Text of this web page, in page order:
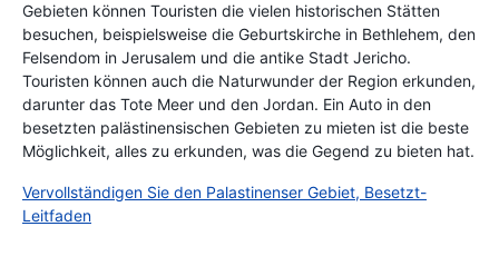
Gebieten können Touristen die vielen historischen Stätten
besuchen, beispielsweise die Geburtskirche in Bethlehem, den
Felsendom in Jerusalem und die antike Stadt Jericho.
Touristen können auch die Naturwunder der Region erkunden,
darunter das Tote Meer und den Jordan. Ein Auto in den
besetzten palästinensischen Gebieten zu mieten ist die beste
Möglichkeit, alles zu erkunden, was die Gegend zu bieten hat.
Vervollständigen Sie den Palastinenser Gebiet, Besetzt-
Leitfaden